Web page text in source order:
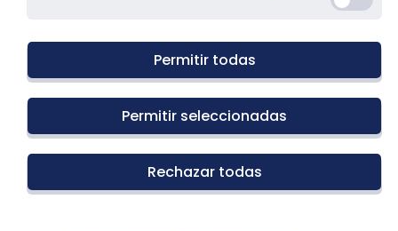
Permitir todas
Permitir seleccionadas
Rechazar todas